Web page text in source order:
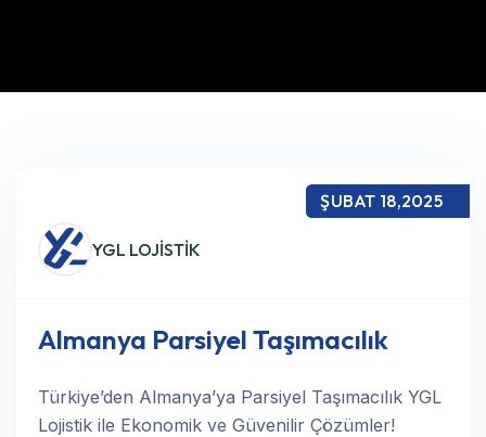
YGL LOJİSTİK
ŞUBAT 18,2025
Almanya Parsiyel Taşımacılık
Türkiye’den Almanya’ya Parsiyel Taşımacılık YGL
Lojistik ile Ekonomik ve Güvenilir Çözümler!